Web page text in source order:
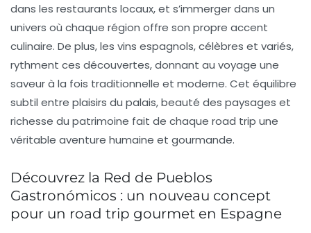
dans les restaurants locaux, et s’immerger dans un
univers où chaque région offre son propre accent
culinaire. De plus, les vins espagnols, célèbres et variés,
rythment ces découvertes, donnant au voyage une
saveur à la fois traditionnelle et moderne. Cet équilibre
subtil entre plaisirs du palais, beauté des paysages et
richesse du patrimoine fait de chaque road trip une
véritable aventure humaine et gourmande.
Découvrez la Red de Pueblos
Gastronómicos : un nouveau concept
pour un road trip gourmet en Espagne